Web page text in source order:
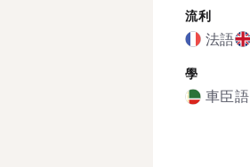
流利
法語
學
車臣語